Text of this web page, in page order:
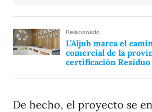
Relacionado
L’Aljub marca el
comercial de la
certificación Residuo
De hecho, el proyecto se